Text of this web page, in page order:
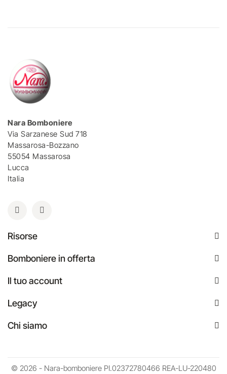
Nara Bomboniere
Via Sarzanese Sud 718
Massarosa-Bozzano
55054 Massarosa
Lucca
Italia
Risorse
Bomboniere in offerta
Il tuo account
Legacy
Chi siamo
© 2026 - Nara-bomboniere PI.02372780466 REA-LU-220480